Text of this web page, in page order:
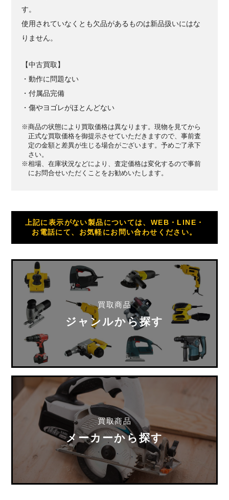
す。
使用されていなくとも欠品があるものは新品扱いにはな
りません。
【中古買取】
・動作に問題ない
・付属品完備
・傷やヨゴレがほとんどない
※商品の状態により買取価格は異なります。現物を見てから
正式な買取価格を御提示させていただきますので、事前査
定の金額と差異が生じる場合がございます。予めご了承下
さい。
※相場、在庫状況などにより、査定価格は変化するので事前
にお問合せいただくことをお勧めいたします。
上記に表示がない製品については、WEB・LINE・
お電話にて、お気軽にお問い合わせください。
買取商品
ジャンルから探す
買取商品
メーカーから探す